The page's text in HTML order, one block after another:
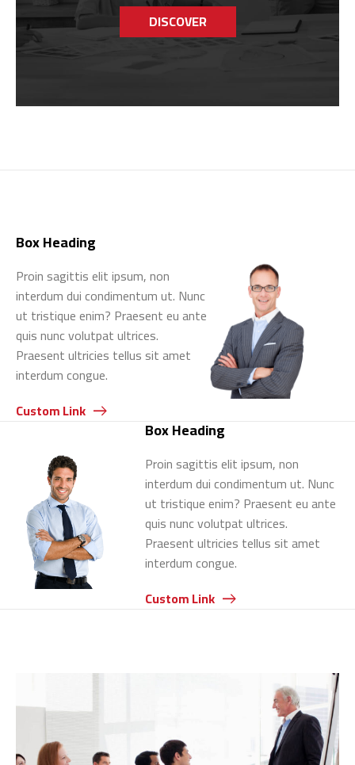
DISCOVER
Box Heading
Proin sagittis elit ipsum, non
interdum dui condimentum ut. Nunc
ut tristique enim? Praesent eu ante
quis nunc volutpat ultrices.
Praesent ultricies tellus sit amet
interdum congue.
Custom Link
Box Heading
Proin sagittis elit ipsum, non
interdum dui condimentum ut. Nunc
ut tristique enim? Praesent eu ante
quis nunc volutpat ultrices.
Praesent ultricies tellus sit amet
interdum congue.
Custom Link
Switch The Language